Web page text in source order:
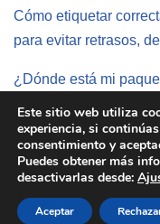
Cómo etiquetar
para evitar retrasos,
¿Dónde está mi
Este sitio web utiliza
experiencia, si
consentimiento y
Puedes obtener más
desactivarlas desde:
Aceptar